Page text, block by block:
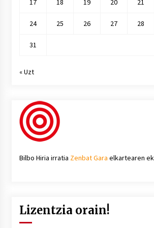
24 25 26 27 28
31
« Uzt
Bilbo Hiria irratia Zenbat Gara elkartearen
Lizentzia orain!